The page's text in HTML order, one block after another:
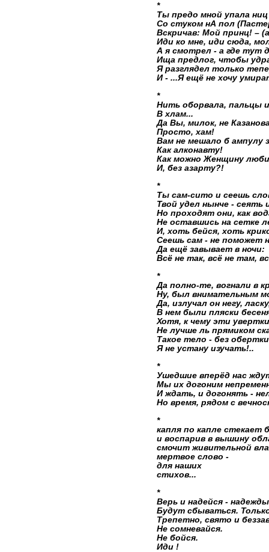
*
Ты предо мной упала
Со стуком нА пол
Вскричав: Мой принц! –
Иди ко мне, иди сюда,
А я смотрел - а где тут
Ища предлог, чтобы
Я разглядел только
И - ...Я ещё не хочу
*
Нить оборвала, пальцы
В хлам...
Да Вы, милок, не
Просто, хам!
Вам не мешало б ампулу
Как алконавту!
Как можно Женщину
И, без азарту?!
*
Ты сам-сито и сеешь
Твой удел нынче - сеять
Но проходят они, как
Не оставшись на сетке
И, хоть бейся, хоть
Сеешь сам - не поможет
Да ещё завывает в ночи:
Всё не так, всё не там,
*
Да полно-те, вогнали в
Ну, был внимательным
Да, излучал он негу,
В нем были пляски
Хотя, к чему эти
Не лучше ль прямиком
Такое тело - без
Я не устану изучать!..
*
Ушедшие вперёд нас
Мы их догоним
И ждать, и догонять -
Но время, рядом с
*
капля по капле стекает
и воспарив в вышину
смочит живительной
мертвое слово -
для наших
стихов...
*
Верь и надейся -
Будут сбываться.
Трепетно, свято и
Не сомневайся.
Не бойся.
Иди !